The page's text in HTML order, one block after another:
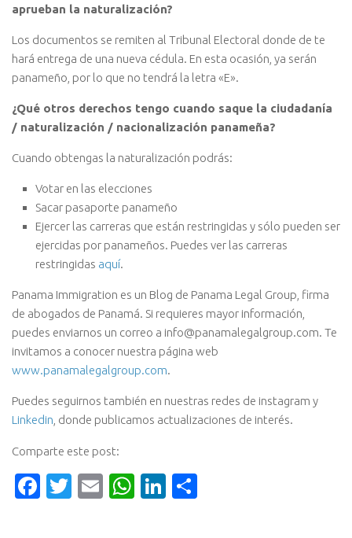
aprueban la naturalización?
Los documentos se remiten al Tribunal Electoral donde de te
hará entrega de una nueva cédula. En esta ocasión, ya serán
panameño, por lo que no tendrá la letra «E».
¿Qué otros derechos tengo cuando saque la ciudadanía
/ naturalización / nacionalización panameña?
Cuando obtengas la naturalización podrás:
Votar en las elecciones
Sacar pasaporte panameño
Ejercer las carreras que están restringidas y sólo pueden ser
ejercidas por panameños. Puedes ver las carreras
restringidas aquí.
Panama Immigration es un Blog de Panama Legal Group, firma
de abogados de Panamá. Si requieres mayor información,
puedes enviarnos un correo a info@panamalegalgroup.com. Te
invitamos a conocer nuestra página web
www.panamalegalgroup.com.
Puedes seguirnos también en nuestras redes de instagram y
Linkedin , donde publicamos actualizaciones de interés.
Comparte este post:
Facebook
Twitter
EmailWhatsApp
LinkedIn